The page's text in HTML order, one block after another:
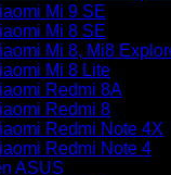
Mi 9 SE
Mi 8 SE
Mi 8, Mi8
Mi 8 Lite
Redmi 8A
Redmi 8
Redmi Note 4X
Redmi Note 4
ASUS